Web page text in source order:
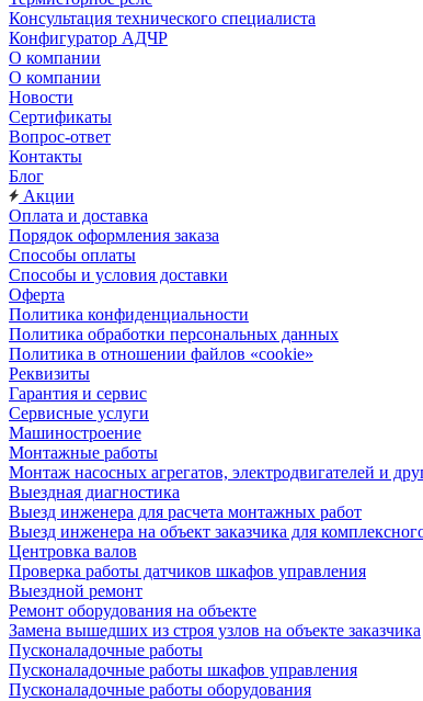
Консультация технического специалиста
Конфигуратор АДЧР
О компании
О компании
Новости
Сертификаты
Вопрос-ответ
Контакты
Блог
Акции
Оплата и доставка
Порядок оформления заказа
Способы оплаты
Способы и условия доставки
Оферта
Политика конфиденциальности
Политика обработки персональных данных
Политика в отношении файлов «cookie»
Реквизиты
Гарантия и сервис
Сервисные услуги
Машиностроение
Монтажные работы
Монтаж насосных агрегатов, электродвигателей и
Выездная диагностика
Выезд инженера для расчета монтажных работ
Выезд инженера на объект заказчика для
Центровка валов
Проверка работы датчиков шкафов управления
Выездной ремонт
Ремонт оборудования на объекте
Замена вышедших из строя узлов на объекте заказчика
Пусконаладочные работы
Пусконаладочные работы шкафов управления
Пусконаладочные работы оборудования